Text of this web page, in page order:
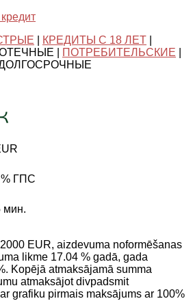
КРЕДИТЫ С 18 ЛЕТ
|
ПОТРЕБИТЕЛЬСКИЕ
ДОЛГОСРОЧНЫЕ
% ГПС
мин.
EUR, aizdevuma noformēšanas
likme 17.04 % gadā, gada
Kopējā atmaksājamā summa
atmaksājot divpadsmit
grafiku pirmais maksājums ar 100%